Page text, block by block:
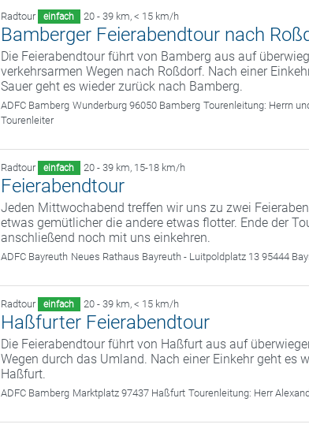
Radtour einfach 20 - 39 km, < 15 km/h
Bamberger Feierabendtour nach
Die Feierabendtour führt von Bamberg aus auf
verkehrsarmen Wegen nach Roßdorf. Nach einer
Sauer geht es wieder zurück nach Bamberg.
ADFC Bamberg Wunderburg 96050 Bamberg Tourenleitung: Herrn
Tourenleiter
Radtour einfach 20 - 39 km, 15-18 km/h
Feierabendtour
Jeden Mittwochabend treffen wir uns zu zwei
etwas gemütlicher die andere etwas flotter. Ende der
anschließend noch mit uns einkehren.
ADFC Bayreuth Neues Rathaus Bayreuth - Luitpoldplatz 13 95444
Radtour einfach 20 - 39 km, < 15 km/h
Haßfurter Feierabendtour
Die Feierabendtour führt von Haßfurt aus auf
Wegen durch das Umland. Nach einer Einkehr geht es
Haßfurt.
ADFC Bamberg Marktplatz 97437 Haßfurt Tourenleitung: Herr